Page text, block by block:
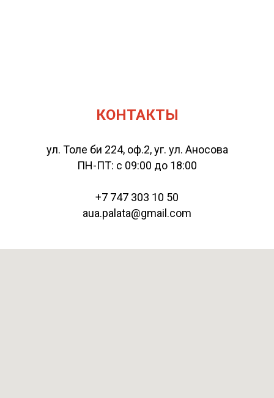
КОНТАКТЫ
ул. Толе би 224, оф.2, уг. ул. Аносова
ПН-ПТ: с 09:00 до 18:00
+7 747 303 10 50
aua.palata@gmail.com